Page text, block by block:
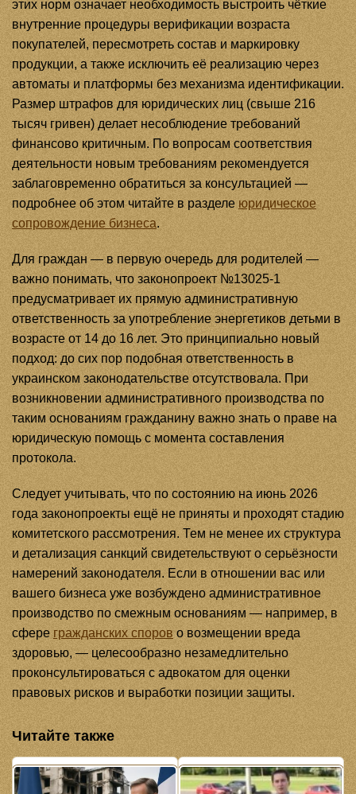
этих норм означает необходимость выстроить чёткие
внутренние процедуры верификации возраста
покупателей, пересмотреть состав и маркировку
продукции, а также исключить её реализацию через
автоматы и платформы без механизма идентификации.
Размер штрафов для юридических лиц (свыше 216
тысяч гривен) делает несоблюдение требований
финансово критичным. По вопросам соответствия
деятельности новым требованиям рекомендуется
заблаговременно обратиться за консультацией —
подробнее об этом читайте в разделеюридическое
сопровождение бизнеса.
Для граждан — в первую очередь для родителей —
важно понимать, что законопроект №13025-1
предусматривает их прямую административную
ответственность за употребление энергетиков детьми в
возрасте от 14 до 16 лет. Это принципиально новый
подход: до сих пор подобная ответственность в
украинском законодательстве отсутствовала. При
возникновении административного производства по
таким основаниям гражданину важно знать о праве на
юридическую помощь с момента составления
протокола.
Следует учитывать, что по состоянию на июнь 2026
года законопроекты ещё не приняты и проходят стадию
комитетского рассмотрения. Тем не менее их структура
и детализация санкций свидетельствуют о серьёзности
намерений законодателя. Если в отношении вас или
вашего бизнеса уже возбуждено административное
производство по смежным основаниям — например, в
сферегражданских споров о возмещении вреда
здоровью, — целесообразно незамедлительно
проконсультироваться с адвокатом для оценки
правовых рисков и выработки позиции защиты.
Читайте также